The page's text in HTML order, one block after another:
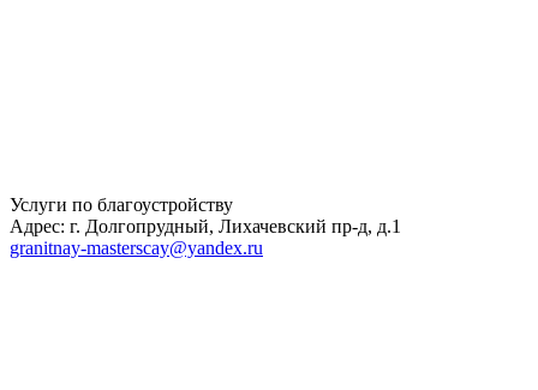
Услуги по благоустройству
Адрес: г. Долгопрудный, Лихачевский пр-д, д.1
granitnay-masterscay@yandex.ru